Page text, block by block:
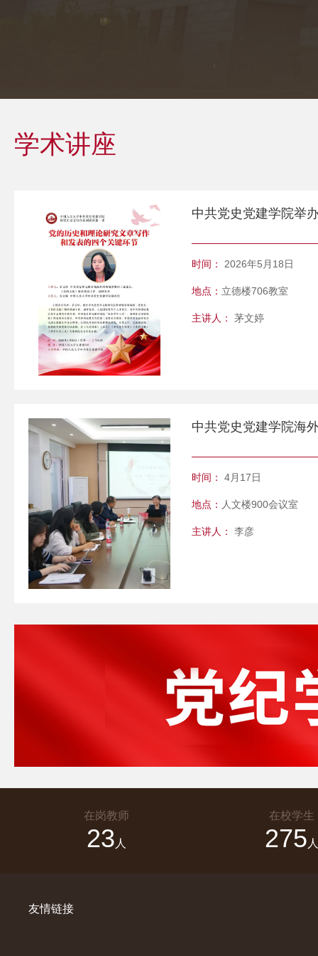
学术讲座
时间： 2026年5月18日
地点： 立德楼706教室
主讲人： 茅文婷
时间： 4月17日
地点： 人文楼900会议室
主讲人： 李彦
在岗教师
23 人
在校学生
275
友情链接